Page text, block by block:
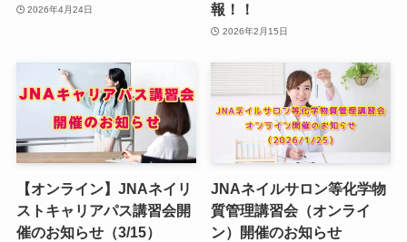
2026年4月24日
報！！
2026年2月15日
【オンライン】JNAネイリ
ストキャリアパス講習会開
催のお知らせ（3/15）
JNAネイルサロン等化学物
質管理講習会（オンライ
ン）開催のお知らせ